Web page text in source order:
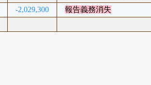
-2,029,300
報告義務消失